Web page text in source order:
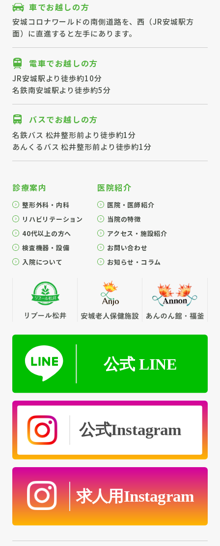
車でお越しの方
安城コロナワールドの南側道路を、西（JR安城駅方
面）に直進すると左手にあります。
電車でお越しの方
JR安城駅より徒歩約10分
名鉄南安城駅より徒歩約5分
バスでお越しの方
名鉄バス 松井整形前より徒歩約1分
あんくるバス 松井整形前より徒歩約1分
診療案内
整形外科・内科
リハビリテーション
40代以上の方へ
検査機器・設備
入院について
医院紹介
医院・医師紹介
当院の特徴
アクセス・施設紹介
お問い合わせ
お知らせ・コラム